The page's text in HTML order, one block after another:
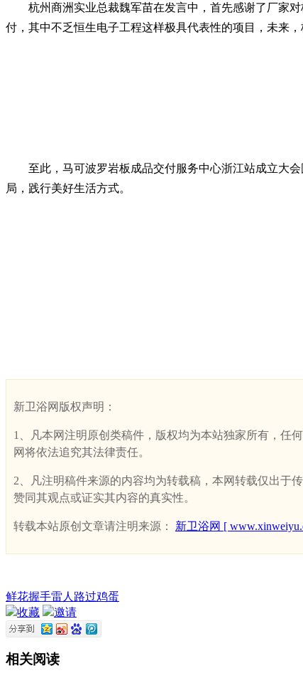
杭州商洲实业总裁魏军苗在发言中，首先感谢了厂家对
付，其中不乏恒生电子工程这样极具代表性的项目，未来
至此，马可波罗岩板成品交付服务中心浙江站成立大会
局，践行美好生活方式。
新卫浴网版权声明：
1、凡本网注明原创类稿件，版权均为本站独家所有，任
网将依法追究其法律责任。
2、凡注明稿件来源的内容均为转载稿，本网转载仅出于
赞同其观点或证实其内容的真实性。
转载本站原创文章请注明来源： 新卫浴网 [
鲜花握手雷人 路过鸡蛋
收藏
邀请
相关阅读